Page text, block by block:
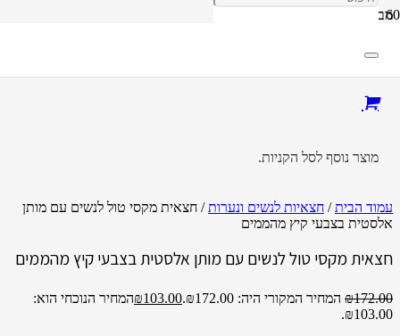
מוצר נוסף לסל הקניות.
מבצע!
עמוד הבית/ חצאיות לנשים ונערות/ חצאית מקסי טול לנשים עם מותן
אלסטית בצבעי קיץ מהממים
חצאית מקסי טול לנשים עם מותן אלסטית בצבעי קיץ מהממים
₪172.00 המחיר המקורי היה: ₪172.00. ₪103.00
המחיר הנוכחי הוא:
₪103.00.